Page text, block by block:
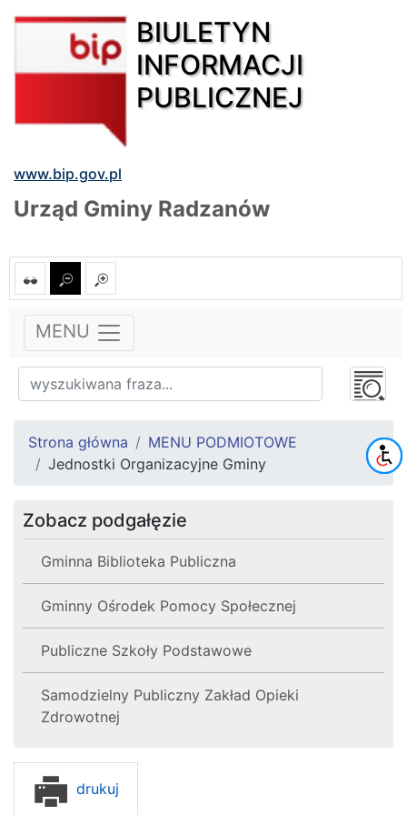
BIULETYN
INFORMACJI
PUBLICZNEJ
www.bip.gov.pl
Urząd Gminy Radzanów
MENU
Strona główna
MENU PODMIOTOWE
Jednostki Organizacyjne Gminy
Zobacz podgałęzie
Gminna Biblioteka Publiczna
Gminny Ośrodek Pomocy Społecznej
Publiczne Szkoły Podstawowe
Samodzielny Publiczny Zakład Opieki
Zdrowotnej
drukuj